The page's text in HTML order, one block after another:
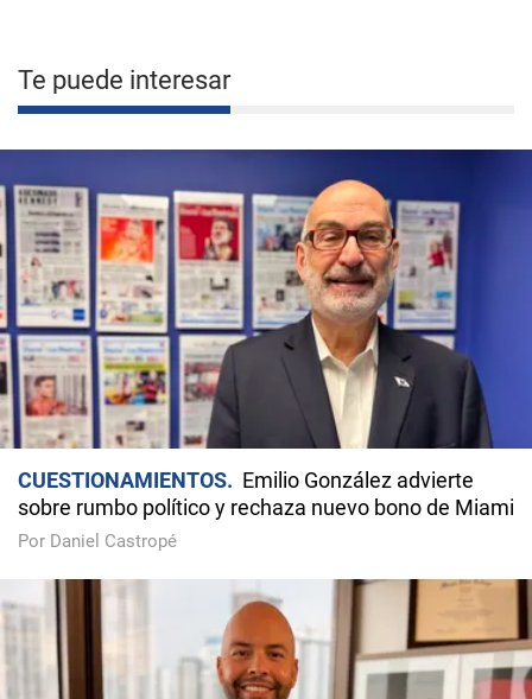
Te puede interesar
CUESTIONAMIENTOS
Emilio González advierte
sobre rumbo político y rechaza nuevo bono de Miami
Por Daniel Castropé